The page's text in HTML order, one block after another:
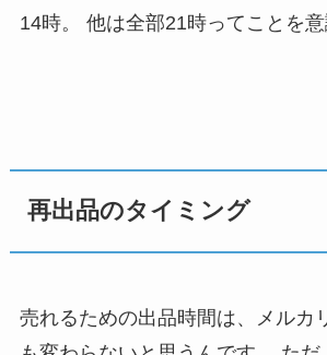
14時。 他は全部21時ってことを意
再出品のタイミング
売れるための出品時間は、メルカ